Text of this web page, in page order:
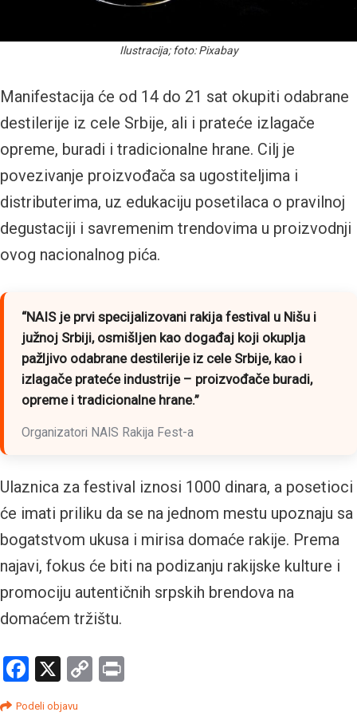
Ilustracija; foto: Pixabay
Manifestacija će od 14 do 21 sat okupiti odabrane
destilerije iz cele Srbije, ali i prateće izlagače
opreme, buradi i tradicionalne hrane. Cilj je
povezivanje proizvođača sa ugostiteljima i
distributerima, uz edukaciju posetilaca o pravilnoj
degustaciji i savremenim trendovima u proizvodnji
ovog nacionalnog pića.
“NAIS je prvi specijalizovani rakija festival u Nišu i
južnoj Srbiji, osmišljen kao događaj koji okuplja
pažljivo odabrane destilerije iz cele Srbije, kao i
izlagače prateće industrije – proizvođače buradi,
opreme i tradicionalne hrane.”
Organizatori NAIS Rakija Fest-a
Ulaznica za festival iznosi 1000 dinara, a posetioci
će imati priliku da se na jednom mestu upoznaju sa
bogatstvom ukusa i mirisa domaće rakije. Prema
najavi, fokus će biti na podizanju rakijske kulture i
promociju autentičnih srpskih brendova na
domaćem tržištu.
Facebook
X
Copy
Podeli objavu